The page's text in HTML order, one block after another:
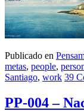
Publicado en
metas, people,
Santiago, work 39
PP-004 –